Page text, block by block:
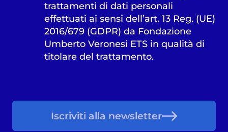
trattamenti di dati personali
effettuati ai sensi dell’art. 13 Reg. (UE)
2016/679 (GDPR) da Fondazione
Umberto Veronesi ETS in qualità di
titolare del trattamento.
Iscriviti alla newsletter